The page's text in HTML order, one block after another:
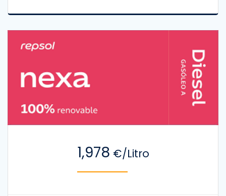
1,978 €/Litro